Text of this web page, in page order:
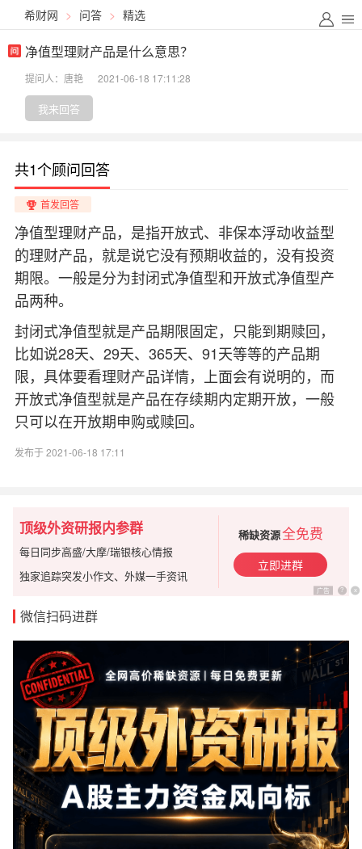
希财网 > 问答 > 精选
净值型理财产品是什么意思？
提问人：唐艳 2021-06-18 17:11:28
我来回答
共1个顾问回答
首发回答
净值型理财产品，是指开放式、非保本浮动收益型
的理财产品，就是说它没有预期收益的，没有投资
期限。一般是分为封闭式净值型和开放式净值型产
品两种。
封闭式净值型就是产品期限固定，只能到期赎回，
比如说28天、29天、365天、91天等等的产品期
限，具体要看理财产品详情，上面会有说明的，而
开放式净值型就是产品在存续期内定期开放，一般
只可以在开放期申购或赎回。
发布于 2021-06-18 17:11
广告 ? x
顶级外资研报内参群
每日同步高盛/大摩/瑞银核心情报
独家追踪突发小作文、外媒一手资讯
稀缺资源全免费
立即进群
微信扫码进群